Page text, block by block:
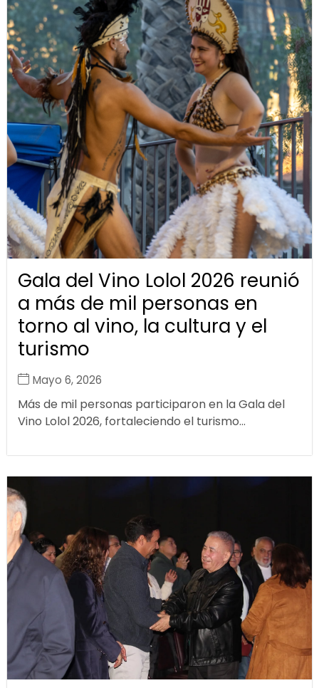
Gala del Vino Lolol 2026 reunió
a más de mil personas en
torno al vino, la cultura y el
turismo
Mayo 6, 2026
Más de mil personas participaron en la Gala del
Vino Lolol 2026, fortaleciendo el turismo...